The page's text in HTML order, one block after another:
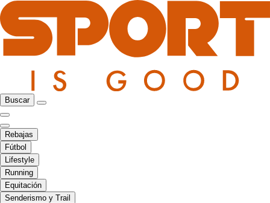
Buscar
Rebajas
Fútbol
Lifestyle
Running
Equitación
Senderismo y Trail